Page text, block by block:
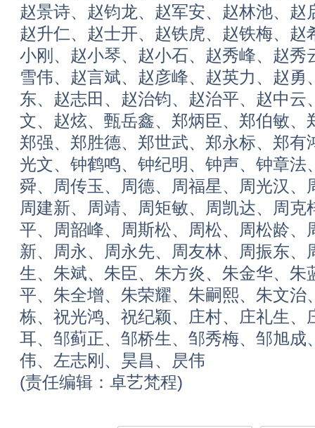
赵景诗、赵钧龙、赵军安、赵林池、赵
赵升仁、赵士开、赵铁虎、赵铁梅、赵
小刚、赵小琴、赵小石、赵秀峰、赵秀
雪伟、赵言斌、赵彦峰、赵英力、赵勇
东、赵志田、赵治钧、赵治平、赵中云
文、赵炫、甄岳鑫、郑炳臣、郑伯敏、
郑强、郑胜德、郑世武、郑永标、郑有
光文、钟鹤鸣、钟纪明、钟声、钟章法
舜、周传玉、周德、周福星、周光汉、
周建新、周靖、周矩敏、周凯达、周克
平、周韶峰、周斯松、周松、周松龄、
新、周永、周永先、周友林、周振东、
生、朱斌、朱臣、朱方炎、朱金华、朱
平、朱全增、朱荣耀、朱嗣熙、朱文治
栋、祝光鸿、祝纪颖、庄村、庄礼生、
耳、邹蓟正、邹桥生、邹秀梅、邹旭成
伟、左志刚、昊昌、昃伟
(责任编辑：卓艺梵程)